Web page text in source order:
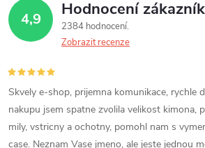
c
í
p
r
v
á
n
4,9 Hodnocení
2384 hodnocení
Zobrazit recenze
Skvely e-shop, prijemna komunikace, rychle
nakupu jsem spatne zvolila velikost kimona,
mily, vstricny a ochotny, pomohl nam s
case. Neznam Vase jmeno, ale jeste jednou